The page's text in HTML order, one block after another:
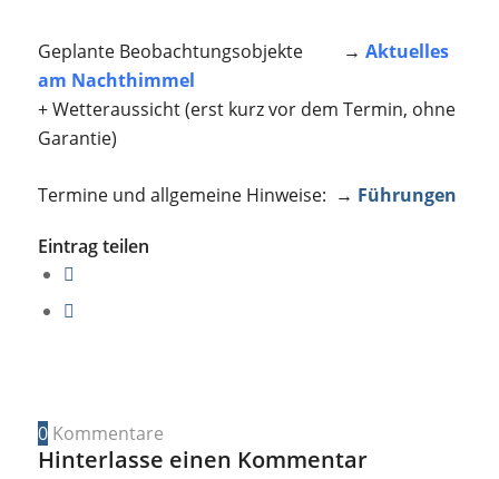
Geplante Beobachtungsobjekte → Aktuelles
am Nachthimmel
+ Wetteraussicht (erst kurz vor dem Termin, ohne
Garantie)
Termine und allgemeine Hinweise: → Führungen
Eintrag teilen
0 Kommentare
Hinterlasse einen Kommentar